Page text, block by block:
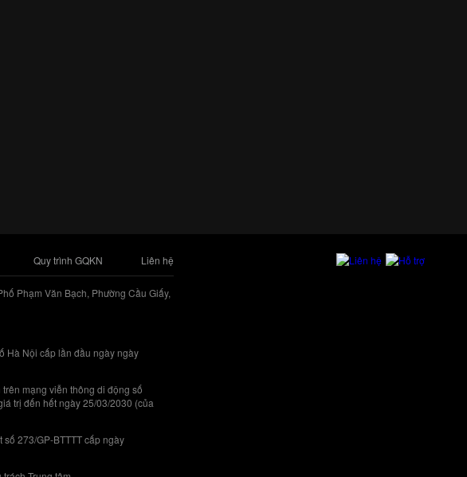
Quy trình GQKN Liên hệ
Phạm Văn Bạch, Phường Cầu Giấy,
Hà Nội cấp lần đầu ngày ngày
mạng viễn thông di động số
trị đến hết ngày 25/03/2030 (của
273/GP-BTTTT cấp ngày